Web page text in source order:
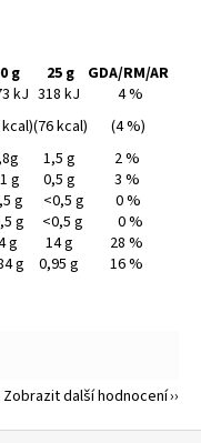
g 25 g
GDA/RM/AR
kJ 318 kJ
(76 kcal)
4 %
(4 %)
1,5 g
2 %
g 0,5 g
3 %
g <0,5 g
0 %
g <0,5 g
0 %
g 14 g
28 %
g 0,95 g 16 %
Zobrazit další hodnocení